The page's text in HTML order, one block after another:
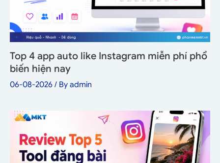
Top 4 app auto like Instagram miễn phí phổ
biến hiện nay
06-08-2026 / By admin